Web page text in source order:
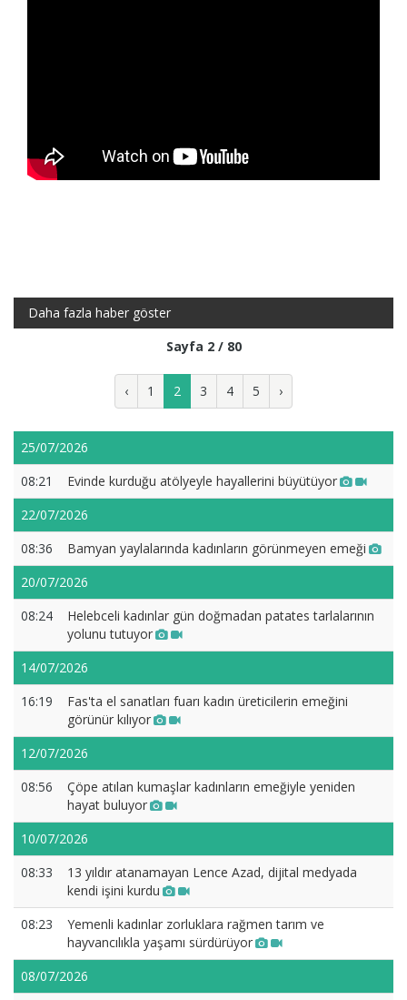
Daha fazla haber göster
Sayfa 2 / 80
‹ 1 2 3 4 5 ›
25/07/2026
08:21
Evinde kurduğu atölyeyle hayallerini büyütüyor
22/07/2026
08:36
Bamyan yaylalarında kadınların görünmeyen emeği
20/07/2026
08:24
Helebceli kadınlar gün doğmadan patates tarlalarının
yolunu tutuyor
14/07/2026
16:19
Fas'ta el sanatları fuarı kadın üreticilerin emeğini
görünür kılıyor
12/07/2026
08:56
Çöpe atılan kumaşlar kadınların emeğiyle yeniden
hayat buluyor
10/07/2026
08:33
13 yıldır atanamayan Lence Azad, dijital medyada
kendi işini kurdu
08:23
Yemenli kadınlar zorluklara rağmen tarım ve
hayvancılıkla yaşamı sürdürüyor
08/07/2026